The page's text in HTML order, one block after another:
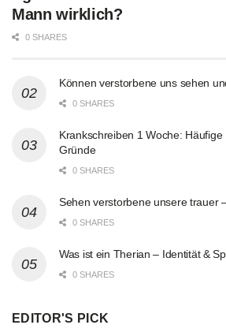
Mann wirklich?
0 SHARES
Können verstorbene uns sehen
0 SHARES
Krankschreiben 1 Woche:
Gründe
0 SHARES
Sehen verstorbene unsere trauer
0 SHARES
Was ist ein Therian – Identität &
0 SHARES
EDITOR'S PICK